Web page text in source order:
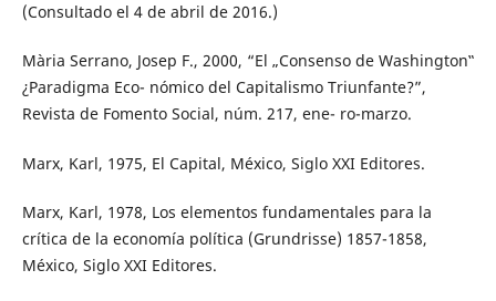
(Consultado el 4 de abril de 2016.)
Mària Serrano, Josep F., 2000, “El „Consenso de Washington‟
¿Paradigma Eco- nómico del Capitalismo Triunfante?”,
Revista de Fomento Social, núm. 217, ene- ro-marzo.
Marx, Karl, 1975, El Capital, México, Siglo XXI Editores.
Marx, Karl, 1978, Los elementos fundamentales para la
crítica de la economía política (Grundrisse) 1857-1858,
México, Siglo XXI Editores.